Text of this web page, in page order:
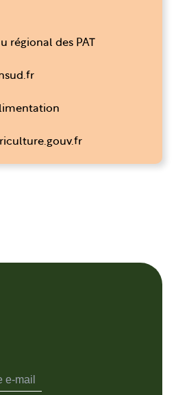
régional des PAT